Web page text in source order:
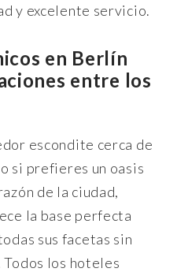
y excelente servicio.
en Berlín
entre los
escondite cerca de
si prefieres un oasis
de la ciudad,
la base perfecta
sus facetas sin
los hoteles